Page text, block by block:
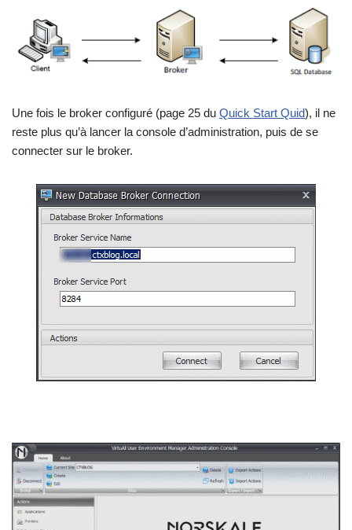
Une fois le broker configuré (page 25 du Quick Start Quid), il ne
reste plus qu’à lancer la console d’administration, puis de se
connecter sur le broker.